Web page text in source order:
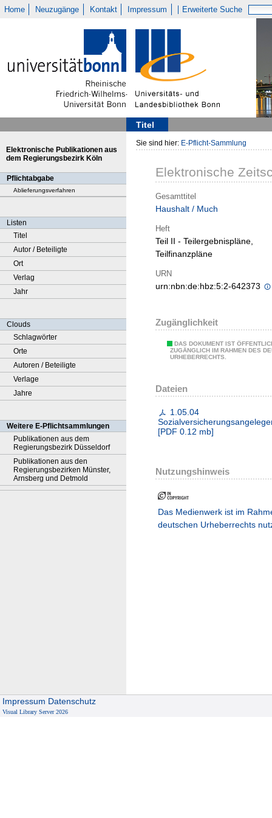
Home Neuzugänge Kontakt Impressum Erweiterte Suche
Titel
Elektronische Publikationen aus
dem Regierungsbezirk Köln
Pflichtabgabe
Ablieferungsverfahren
Listen
Titel
Autor / Beteiligte
Ort
Verlag
Jahr
Clouds
Schlagwörter
Orte
Autoren / Beteiligte
Verlage
Jahre
Weitere E-Pflichtsammlungen
Publikationen aus dem
Regierungsbezirk Düsseldorf
Publikationen aus den
Regierungsbezirken Münster,
Arnsberg und Detmold
Sie sind hier: E-Pflicht-Sammlung
Elektronische
Gesamttitel
Haushalt / Much
Heft
Teil II - Teilergebnispläne,
Teilfinanzpläne
URN
urn:nbn:de:hbz:5:2-642373
Zugänglichkeit
DAS DOKUMENT IST
ZUGÄNGLICH IM RAHMEN DES
URHEBERRECHTS.
Dateien
1.05.04
[PDF 0.12 mb]
Nutzungshinweis
Das Medienwerk ist im
deutschen Urheberrechts
Impressum Datenschutz
Visual Library Server 2026